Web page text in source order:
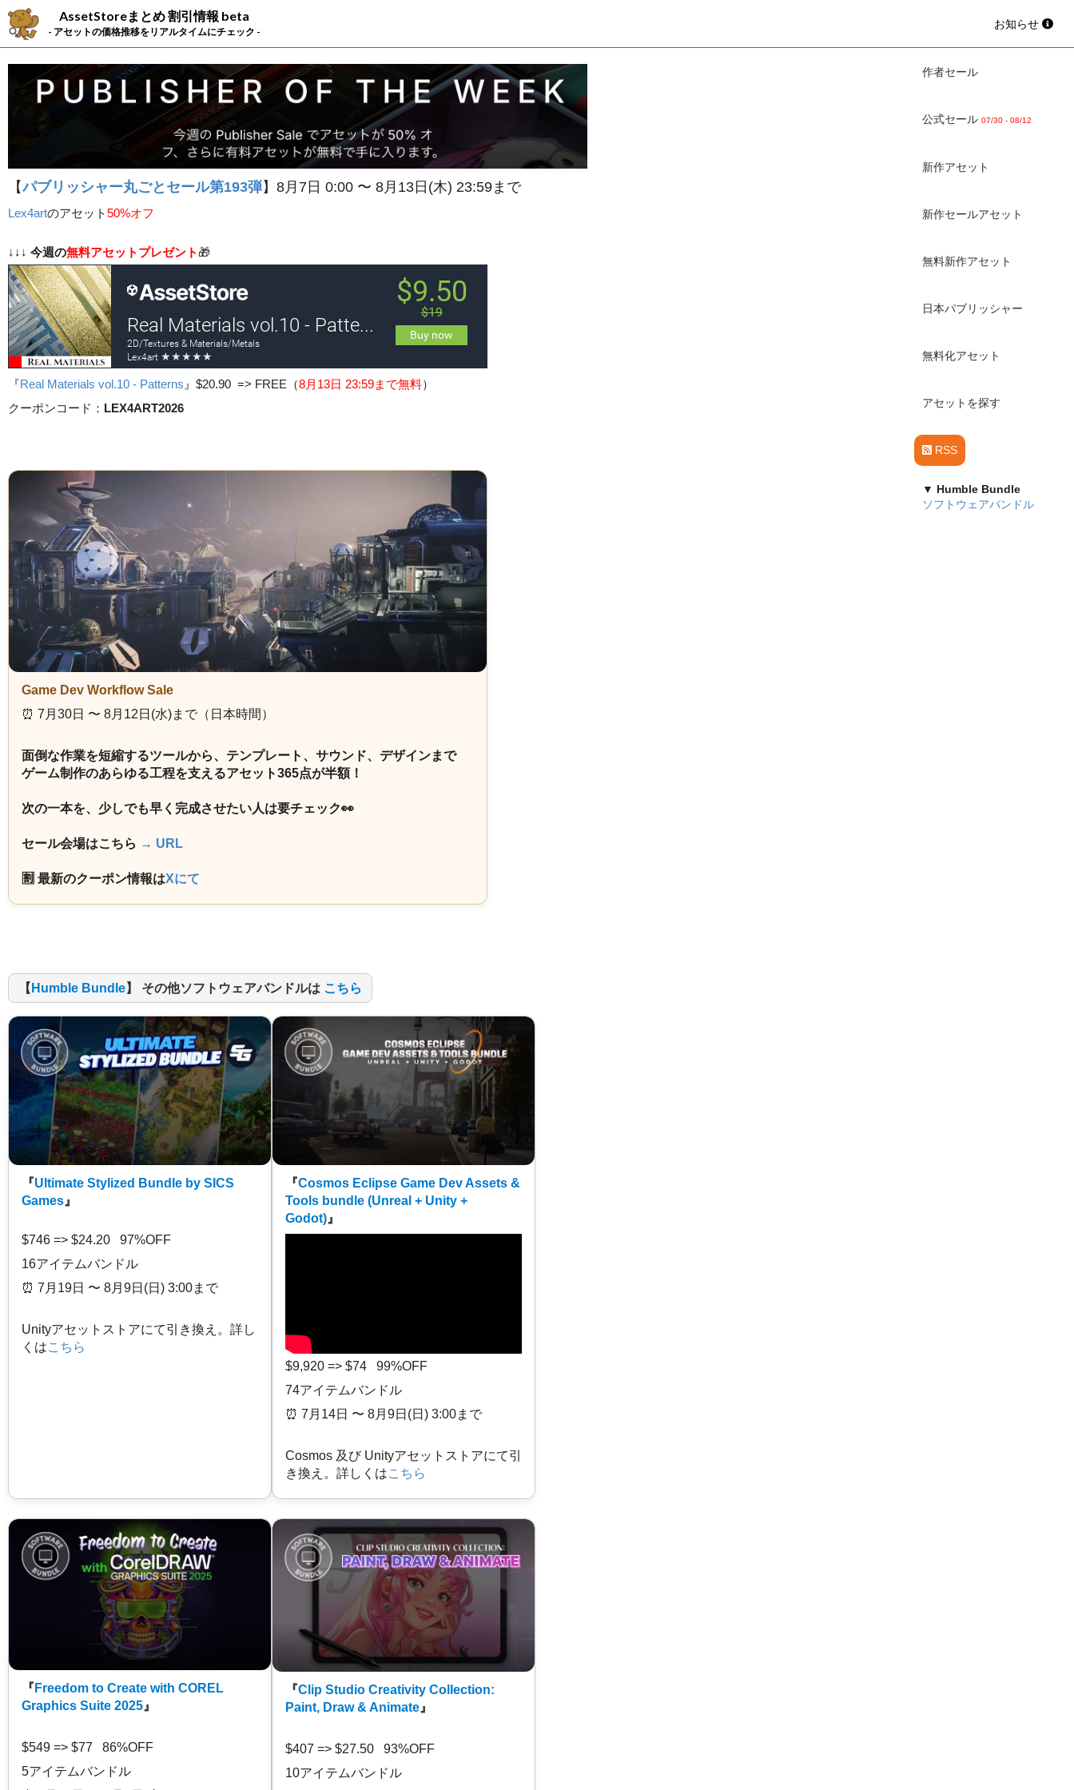
AssetStoreまとめ 割引情報 beta
- アセットの価格推移をリアルタイムにチェック -
お知らせ
【パブリッシャー丸ごとセール第193弾】8月7日 0:00 〜 8月13日(木) 23:59まで
Lex4artのアセット50%オフ
↓↓↓ 今週の無料アセットプレゼント 🎁
『Real Materials vol.10 - Patterns 』 $20.90 => FREE （8月13日 23:59まで無料）
クーポンコード： LEX4ART2026
Game Dev Workflow Sale
⏰️ 7月30日 〜 8月12日(水)まで（日本時間）
面倒な作業を短縮するツールから、テンプレート、サウンド、デザインまで
ゲーム制作のあらゆる工程を支えるアセット365点が半額！
次の一本を、少しでも早く完成させたい人は要チェック👀
セール会場はこちら → URL
🈹 最新のクーポン情報はXにて
【 Humble Bundle】 その他ソフトウェアバンドルは こちら
『Ultimate Stylized Bundle by SICS
Games』
$746 => $24.20 97%OFF
16アイテムバンドル
⏰️ 7月19日 〜 8月9日(日) 3:00まで
Unityアセットストアにて引き換え。詳し
くはこちら
『Cosmos Eclipse Game Dev Assets &
Tools bundle (Unreal + Unity +
Godot)』
$9,920 => $74 99%OFF
74アイテムバンドル
⏰️ 7月14日 〜 8月9日(日) 3:00まで
Cosmos 及び Unityアセットストアにて引
き換え。詳しくはこちら
『 Freedom to Create with COREL
Graphics Suite 2025 』
$549 => $77 86%OFF
5アイテムバンドル
『Clip Studio Creativity Collection:
Paint, Draw & Animate 』
$407 => $27.50 93%OFF
10アイテムバンドル
作者セール
公式セール 07/30 - 08/12
新作アセット
新作セールアセット
無料新作アセット
日本パブリッシャー
無料化アセット
アセットを探す
RSS
▼ Humble Bundle
ソフトウェアバンドル